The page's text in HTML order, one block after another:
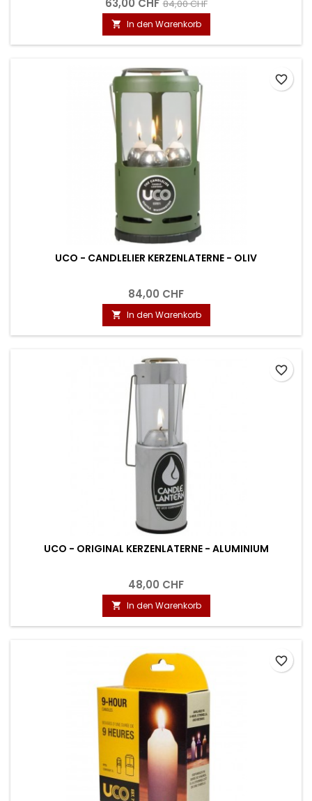
84,00 CHF
 In den Warenkorb
UCO - CANDLELIER KERZENLATERNE - OLIV
84,00 CHF
 In den Warenkorb
favorite_border
UCO - ORIGINAL KERZENLATERNE - ALUMINIUM
48,00 CHF
 In den Warenkorb
favorite_border
favorite_border